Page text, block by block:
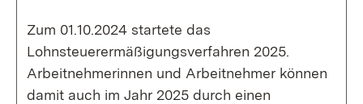
Zum 01.10.2024 startete das
Lohnsteuerermäßigungsverfahren 2025.
Arbeitnehmerinnen und Arbeitnehmer können
damit auch im Jahr 2025 durch einen